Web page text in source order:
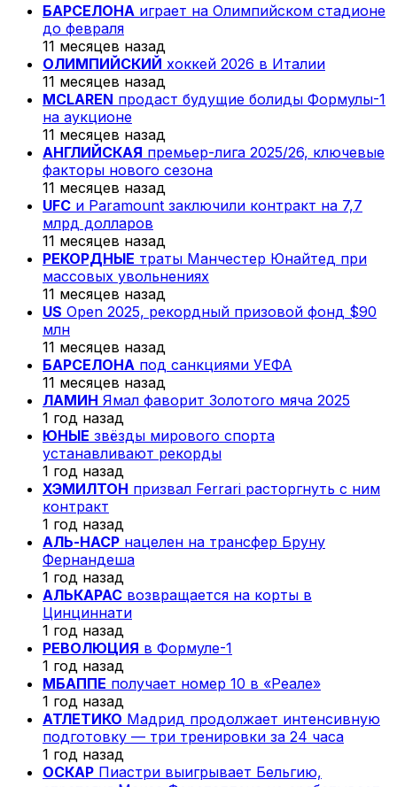
БАРСЕЛОНА играет на Олимпийском стадионе
до февраля
11 месяцев назад
ОЛИМПИЙСКИЙ хоккей 2026 в Италии
11 месяцев назад
MCLAREN продаст будущие болиды Формулы-1
на аукционе
11 месяцев назад
АНГЛИЙСКАЯ премьер-лига 2025/26, ключевые
факторы нового сезона
11 месяцев назад
UFC и Paramount заключили контракт на 7,7
млрд долларов
11 месяцев назад
РЕКОРДНЫЕ траты Манчестер Юнайтед при
массовых увольнениях
11 месяцев назад
US Open 2025, рекордный призовой фонд $90
млн
11 месяцев назад
БАРСЕЛОНА под санкциями УЕФА
11 месяцев назад
ЛАМИН Ямал фаворит Золотого мяча 2025
1 год назад
ЮНЫЕ звёзды мирового спорта
устанавливают рекорды
1 год назад
ХЭМИЛТОН призвал Ferrari расторгнуть с ним
контракт
1 год назад
АЛЬ-НАСР нацелен на трансфер Бруну
Фернандеша
1 год назад
АЛЬКАРАС возвращается на корты в
Цинциннати
1 год назад
РЕВОЛЮЦИЯ в Формуле-1
1 год назад
МБАППЕ получает номер 10 в «Реале»
1 год назад
АТЛЕТИКО Мадрид продолжает интенсивную
подготовку — три тренировки за 24 часа
1 год назад
ОСКАР Пиастри выигрывает Бельгию,